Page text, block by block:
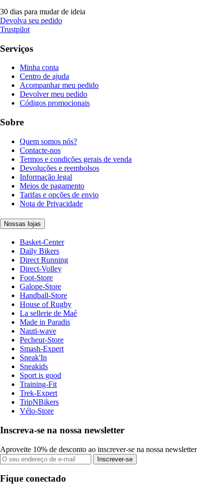
30 dias para mudar de ideia
Devolva seu pedido
Trustpilot
Serviços
Minha conta
Centro de ajuda
Acompanhar meu pedido
Devolver meu pedido
Códigos promocionais
Sobre
Quem somos nós?
Contacte-nos
Termos e condições gerais de venda
Devoluções e reembolsos
Informação legal
Meios de pagamento
Tarifas e opções de envio
Nota de Privacidade
Nossas lojas
Basket-Center
Daily Bikers
Direct Running
Direct-Volley
Foot-Store
Galope-Store
Handball-Store
House of Rugby
La sellerie de Maé
Made in Paradis
Nauti-wave
Pecheur-Store
Smash-Expert
Sneak'In
Sneakids
Sport is good
Training-Fit
Trek-Expert
TripNBikers
Vélo-Store
Inscreva-se na nossa newsletter
Aproveite 10% de desconto ao inscrever-se na nossa newsletter
Inscrever-se
Fique conectado